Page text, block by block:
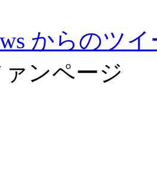
からのツ
ァンページ